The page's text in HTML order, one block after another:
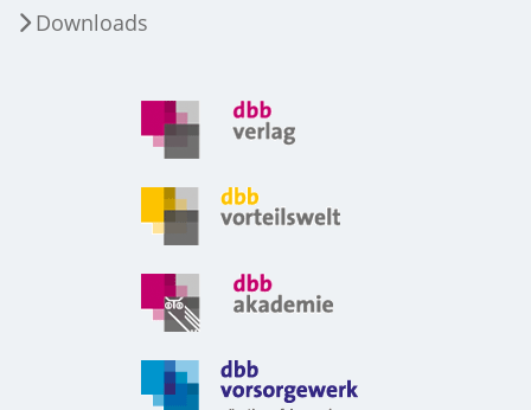
Downloads